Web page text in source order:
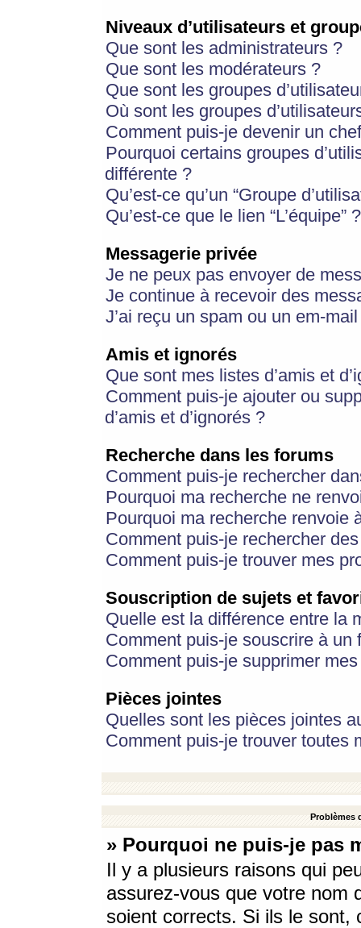
Niveaux d’utilisateurs et
Que sont les administrateurs ?
Que sont les modérateurs ?
Que sont les groupes
Où sont les groupes
Comment puis-je devenir un
Pourquoi certains groupes
différente ?
Qu’est-ce qu’un “Groupe
Qu’est-ce que le lien “L’équipe” ?
Messagerie privée
Je ne peux pas envoyer de
Je continue à recevoir des
J’ai reçu un spam ou un em-
Amis et ignorés
Que sont mes listes d’amis et
Comment puis-je ajouter ou
d’amis et d’ignorés ?
Recherche dans les forums
Comment puis-je rechercher
Pourquoi ma recherche ne
Pourquoi ma recherche renvoie
Comment puis-je rechercher
Comment puis-je trouver mes
Souscription de sujets et
Quelle est la différence entre la
Comment puis-je souscrire à
Comment puis-je supprimer
Pièces jointes
Quelles sont les pièces jointes
Comment puis-je trouver toutes
Problèmes
» Pourquoi ne puis-je pas
Il y a plusieurs raisons qui
assurez-vous que votre nom
soient corrects. Si ils le sont,